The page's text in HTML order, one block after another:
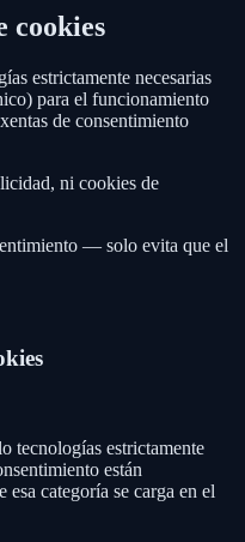
cookies
estrictamente necesarias
para el funcionamiento
de consentimiento
ni cookies de
— solo evita que el
tecnologías estrictamente
están
categoría se carga en el